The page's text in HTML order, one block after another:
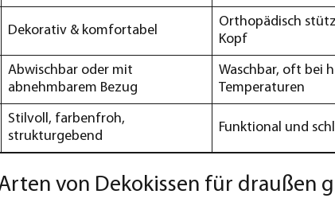
Dekorativ & komfortabel
Orthopädisch
Kopf
Abwischbar oder mit
abnehmbarem Bezug
Waschbar, oft bei
Temperaturen
Stilvoll, farbenfroh,
strukturgebend
Funktional und
von Dekokissen für draußen